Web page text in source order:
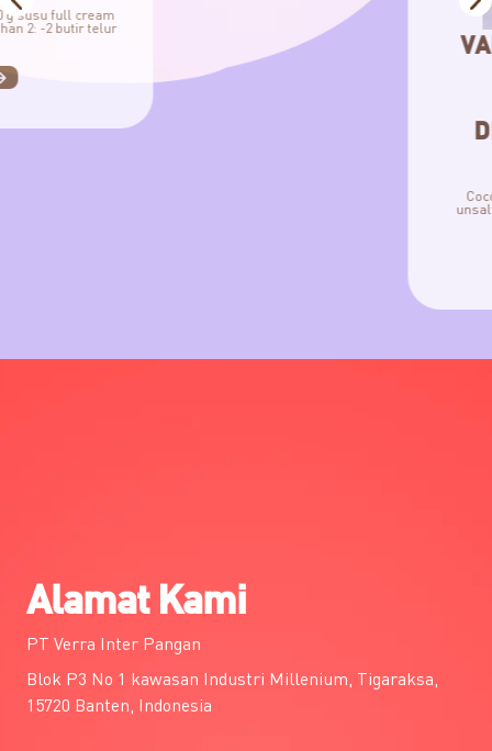
VANILLA
DECORATION By Chef
Cocopandan Vanilla Cake Bahan 1: -240
unsalted butter -200 g gula pasir Bahan
Alamat Kami
PT Verra Inter Pangan
Blok P3 No 1 kawasan Industri Millenium, Tigaraksa,
15720 Banten, Indonesia